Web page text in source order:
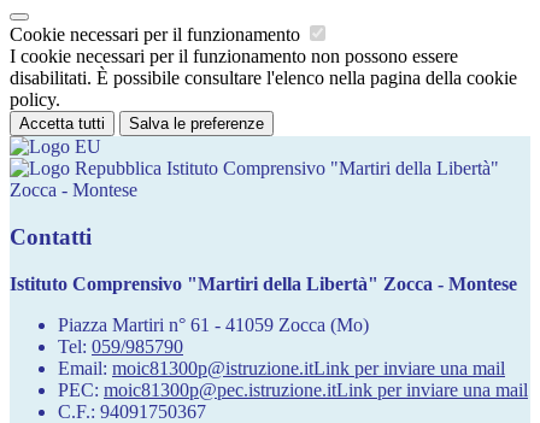
Cookie necessari per il funzionamento
I cookie necessari per il funzionamento non possono essere
disabilitati. È possibile consultare l'elenco nella pagina della cookie
policy.
Accetta tutti Salva le preferenze
Istituto Comprensivo "Martiri della Libertà"
Zocca - Montese
Contatti
Istituto Comprensivo "Martiri della Libertà" Zocca - Montese
Piazza Martiri n° 61 - 41059 Zocca (Mo)
Tel: 059/985790
Email: moic81300p@istruzione.itLink per inviare una mail
PEC: moic81300p@pec.istruzione.itLink per inviare una mail
C.F.: 94091750367